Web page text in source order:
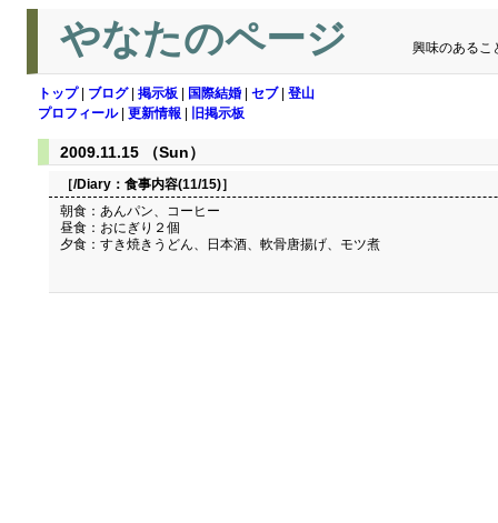
やなたのページ 興味のあるこ
トップ| ブログ| 掲示板 国際結婚 セブ| 登山
プロフィール| 更新情報 旧掲示板
2009.11.15 （Sun）
［/Diary： 食事内容(11/15)］
朝食：あんパン、コーヒー
昼食：おにぎり２個
夕食：すき焼きうどん、日本酒、軟骨唐揚げ、モツ煮